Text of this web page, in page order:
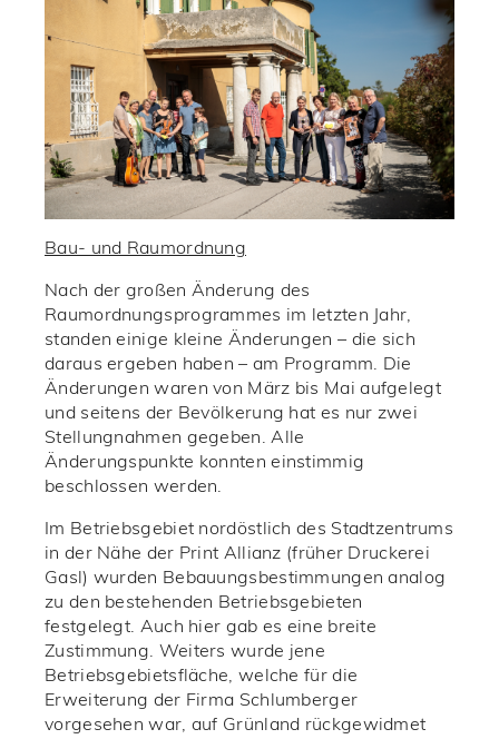
Bau- und Raumordnung
Nach der großen Änderung des
Raumordnungsprogrammes im letzten Jahr,
standen einige kleine Änderungen – die sich
daraus ergeben haben – am Programm. Die
Änderungen waren von März bis Mai aufgelegt
und seitens der Bevölkerung hat es nur zwei
Stellungnahmen gegeben. Alle
Änderungspunkte konnten einstimmig
beschlossen werden.
Im Betriebsgebiet nordöstlich des Stadtzentrums
in der Nähe der Print Allianz (früher Druckerei
Gasl) wurden Bebauungsbestimmungen analog
zu den bestehenden Betriebsgebieten
festgelegt. Auch hier gab es eine breite
Zustimmung. Weiters wurde jene
Betriebsgebietsfläche, welche für die
Erweiterung der Firma Schlumberger
vorgesehen war, auf Grünland rückgewidmet